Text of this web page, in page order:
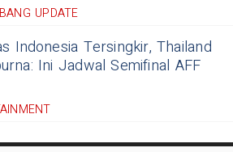
UPDATE
Indonesia Tersingkir, Thailand
Ini Jadwal Semifinal AFF